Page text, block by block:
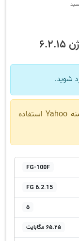
شوید.
لطفا تا اطلاع ثانوی برای ثبت نام از دامنه Yahoo استفاده
FG-100F
FG 6.2.15
5
65.25 مگابایت